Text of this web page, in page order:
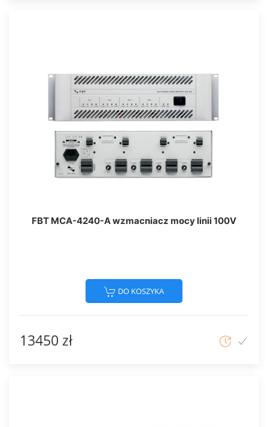
FBT MCA-4240-A wzmacniacz mocy linii 100V
DO KOSZYKA
13450 zł